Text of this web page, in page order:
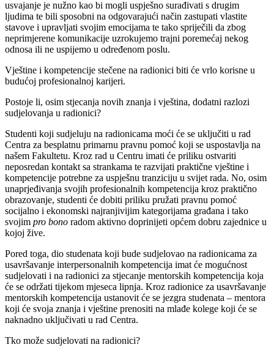
usvajanje je nužno kao bi mogli uspješno surađivati s drugim
ljudima te bili sposobni na odgovarajući način zastupati vlastite
stavove i upravljati svojim emocijama te tako spriječili da zbog
neprimjerene komunikacije uzrokujemo trajni poremećaj nekog
odnosa ili ne uspijemo u određenom poslu.
Vještine i kompetencije stečene na radionici biti će vrlo korisne u
budućoj profesionalnoj karijeri.
Postoje li, osim stjecanja novih znanja i vještina, dodatni razlozi
sudjelovanja u radionici?
Studenti koji sudjeluju na radionicama moći će se uključiti u rad
Centra za besplatnu primarnu pravnu pomoć koji se uspostavlja na
našem Fakultetu. Kroz rad u Centru imati će priliku ostvariti
neposredan kontakt sa strankama te razvijati praktične vještine i
kompetencije potrebne za uspješnu tranziciju u svijet rada. No, osim
unaprjeđivanja svojih profesionalnih kompetencija kroz praktično
obrazovanje, studenti će dobiti priliku pružati pravnu pomoć
socijalno i ekonomski najranjivijim kategorijama građana i tako
svojim pro bono radom aktivno doprinijeti općem dobru zajednice u
kojoj žive.
Pored toga, dio studenata koji bude sudjelovao na radionicama za
usavršavanje interpersonalnih kompetencija imat će mogućnost
sudjelovati i na radionici za stjecanje mentorskih kompetencija koja
će se održati tijekom mjeseca lipnja. Kroz radionice za usavršavanje
mentorskih kompetencija ustanovit će se jezgra studenata – mentora
koji će svoja znanja i vještine prenositi na mlađe kolege koji će se
naknadno uključivati u rad Centra.
Tko može sudjelovati na radionici?